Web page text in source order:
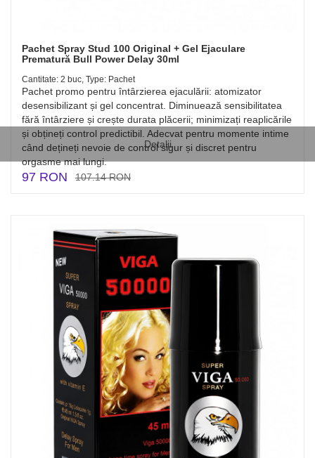
Detalii
Pachet Spray Stud 100 Original + Gel Ejaculare
Prematură Bull Power Delay 30ml
Cantitate: 2 buc, Type: Pachet
Pachet promo pentru întârzierea ejaculării: atomizator
desensibilizant și gel concentrat. Diminuează sensibilitatea
fără întârziere și crește durata plăcerii; minimizați reaplicările
și obțineți control predictibil. Adecvat pentru momente intime
când dețineți nevoie de control sigur și discret pentru
orgasme mai lungi.
97 RON 107.14 RON